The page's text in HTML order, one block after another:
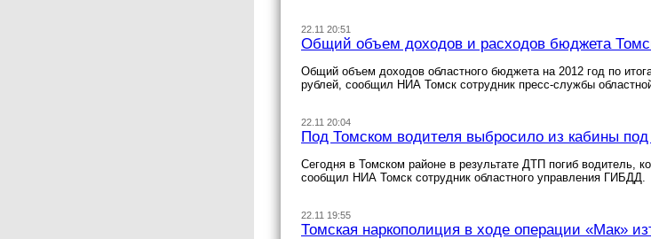
22.11 20:51
Общий объем доходов и расходов бюджета
Общий объем доходов областного бюджета на 2012 год по
рублей, сообщил НИА Томск сотрудник пресс-службы
22.11 20:04
Под Томском водителя выбросило из кабины под
Сегодня в Томском районе в результате ДТП погиб водитель,
сообщил НИА Томск сотрудник областного управления ГИБДД.
22.11 19:55
Томская наркополиция в ходе операции «Мак»